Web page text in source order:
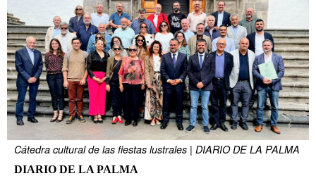
Cátedra cultural de las fiestas lustrales | DIARIO DE LA PALMA
DIARIO DE LA PALMA